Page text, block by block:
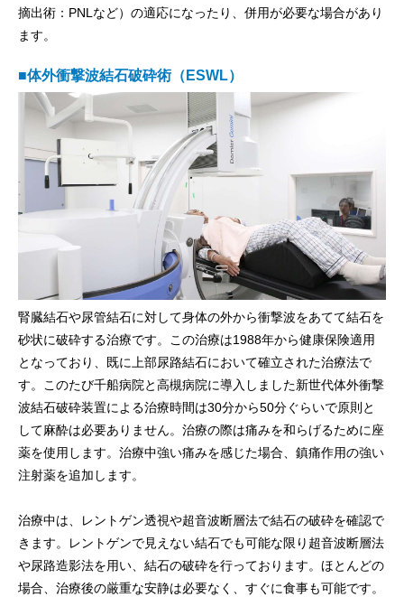
摘出術：PNLなど）の適応になったり、併用が必要な場合があり
ます。
■体外衝撃波結石破砕術（ESWL）
腎臓結石や尿管結石に対して身体の外から衝撃波をあてて結石を
砂状に破砕する治療です。この治療は1988年から健康保険適用
となっており、既に上部尿路結石において確立された治療法で
す。このたび千船病院と高槻病院に導入しました新世代体外衝撃
波結石破砕装置による治療時間は30分から50分ぐらいで原則と
して麻酔は必要ありません。治療の際は痛みを和らげるために座
薬を使用します。治療中強い痛みを感じた場合、鎮痛作用の強い
注射薬を追加します。
治療中は、レントゲン透視や超音波断層法で結石の破砕を確認で
きます。レントゲンで見えない結石でも可能な限り超音波断層法
や尿路造影法を用い、結石の破砕を行っております。ほとんどの
場合、治療後の厳重な安静は必要なく、すぐに食事も可能です。